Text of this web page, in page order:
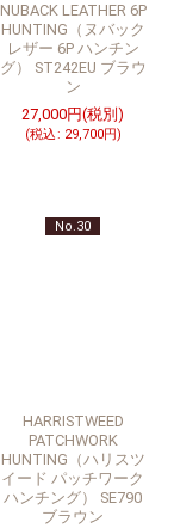
NUBACK LEATHER 6P
HUNTING（ヌバック
レザー 6P ハンチン
グ） ST242EU ブラウ
ン
27,000円(税別)
(税込: 29,700円)
No.30
HARRISTWEED
PATCHWORK
HUNTING（ハリスツ
イード パッチワーク
ハンチング） SE790
ブラウン